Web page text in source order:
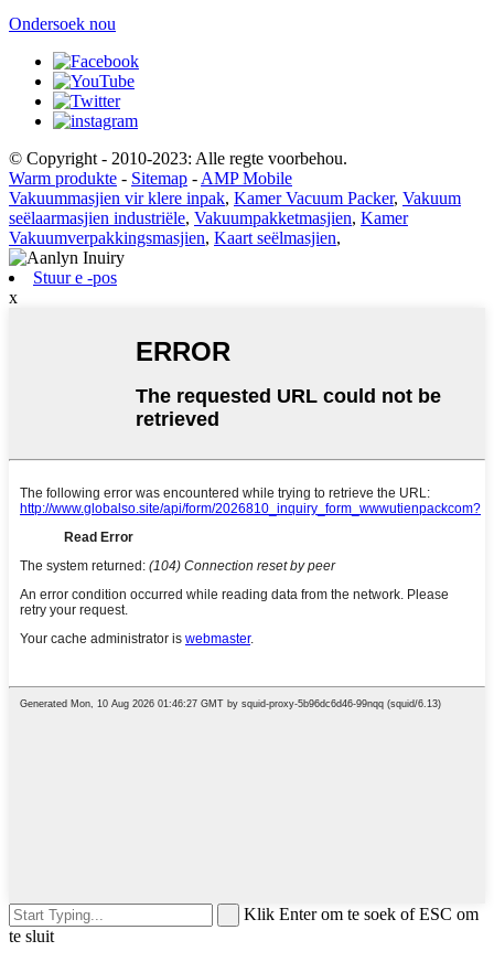
Ondersoek nou
© Copyright - 2010-2023: Alle regte voorbehou.
Warm produkte - Sitemap - AMP Mobile
Vakuummasjien vir klere inpak, Kamer Vacuum Packer, Vakuum
seëlaarmasjien industriële, Vakuumpakketmasjien, Kamer
Vakuumverpakkingsmasjien, Kaart seëlmasjien,
Stuur e -pos
x
Klik Enter om te soek of ESC om
te sluit